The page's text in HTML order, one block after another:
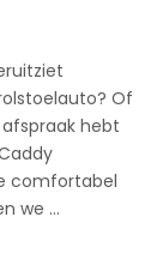
Of
hebt
comfortabel
we …